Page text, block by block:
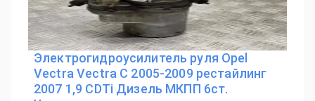
Электрогидроусилитель руля Opel
Vectra Vectra C 2005-2009 рестайлинг
2007 1,9 CDTi Дизель МКПП 6ст.